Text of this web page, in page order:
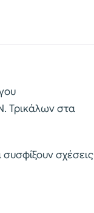
Τρικάλων στα
σχέσεις